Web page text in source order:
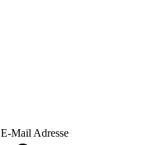
E-Mail Adresse